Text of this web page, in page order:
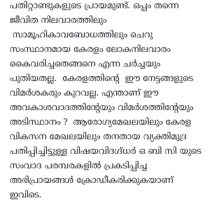
പതിറ്റാണ്ടുകളുടെ പ്രായമുണ്ട്. ഒപ്പം തന്നെ
ജീവിത നിലവാരത്തിലും
സാമൂഹികാവബോധത്തിലും ചെറു
സംസ്ഥാനമായ കേരളം ലോകനിലവാരം
കൈവരിച്ചതെങ്ങനെ എന്ന ചര്‍ച്ചയും
പുതിയതല്ല. കേരളത്തിന്‍റെ ഈ നേട്ടങ്ങളുടെ
വിമര്‍ശകരും കുറവല്ല. എന്താണ് ഈ
അവകാശവാദത്തിന്‍റേയും വിമര്‍ശത്തിന്‍റേയും
അടിസ്ഥാനം ? ആരോഗ്യമേഖലയിലും കേരള
വികസന മേഖലയിലും തനതായ വ്യക്തിമുദ്ര
പതിപ്പിച്ചിട്ടുള്ള വിഷയവിദഗ്ദ്ധര്‍ ഒ ബി സി യുടെ
സംവാദ പരമ്പരകളില്‍ പ്രകടിപ്പിച്ച
അഭിപ്രായങ്ങള്‍ ക്രോഡീകരിക്കുകയാണ്
ഇവിടെ.